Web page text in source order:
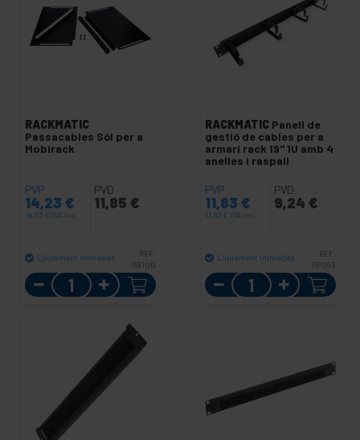
RACKMATIC
Passacables Sòl per a
Mobirack
PVP
14,23 €
14,23 € IVA inc.
PVD
11,85 €
Lliurament immediat
REF:
RB100
Quantitat
RACKMATIC Panell de
gestió de cables per a
armari rack 19" 1U amb 4
anelles i raspall
PVP
11,83 €
11,83 € IVA inc.
PVD
9,24 €
Lliurament immediat
REF:
RP093
Quantitat